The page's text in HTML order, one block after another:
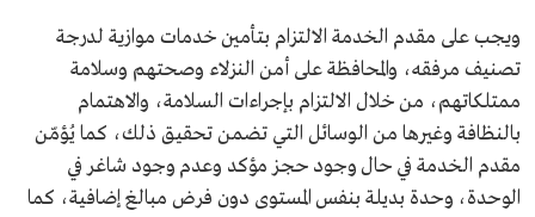
ويجب على مقدم الخدمة الالتزام بتأمين خدمات موازية لدرجة
تصنيف مرفقه، والمحافظة على أمن النزلاء وصحتهم وسلامة
ممتلكاتهم، من خلال الالتزام بإجراءات السلامة، والاهتمام
بالنظافة وغيرها من الوسائل التي تضمن تحقيق ذلك، كما يُؤمّن
مقدم الخدمة في حال وجود حجز مؤكد وعدم وجود شاغر في
الوحدة، وحدة بديلة بنفس المستوى دون فرض مبالغ إضافية، كما